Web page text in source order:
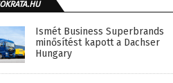
Ismét Business Superbrands
minősítést kapott a Dachser
Hungary